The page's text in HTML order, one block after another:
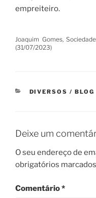
empreiteiro.
Joaquim Gomes,
(31/07/2023)
CATEGORIAS
DIVERSOS / BLOG
Deixe um
O seu endereço de
obrigatórios
Comentário*